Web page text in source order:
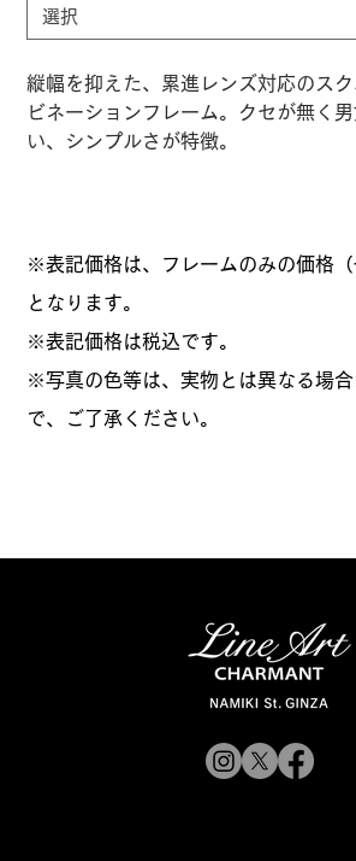
縦幅を抑えた、累進レンズ対応のス
ビネーションフレーム。クセが無く
い、シンプルさが特徴。
※表記価格は、フレームのみの価格（
となります。
​※表記価格は税込です。
※写真の色等は、実物とは異なる場
で、ご了承ください。